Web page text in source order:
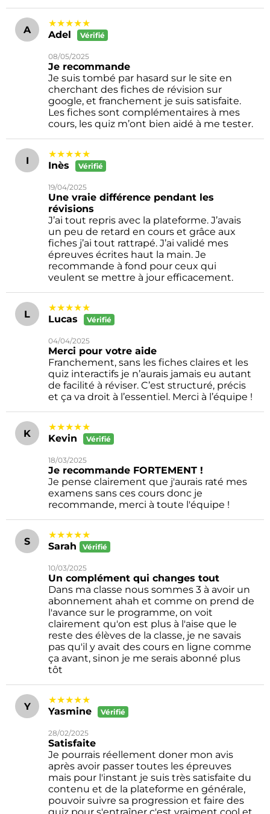
A
★★★★★
Adel
Vérifié
08/05/2025
Je recommande
Je suis tombé par hasard sur le site en
cherchant des fiches de révision sur
google, et franchement je suis satisfaite.
Les fiches sont complémentaires à mes
cours, les quiz m’ont bien aidé à me tester.
I
★★★★★
Inès
Vérifié
19/04/2025
Une vraie différence pendant les
révisions
J’ai tout repris avec la plateforme. J’avais
un peu de retard en cours et grâce aux
fiches j’ai tout rattrapé. J’ai validé mes
épreuves écrites haut la main. Je
recommande à fond pour ceux qui
veulent se mettre à jour efficacement.
L
★★★★★
Lucas
Vérifié
04/04/2025
Merci pour votre aide
Franchement, sans les fiches claires et les
quiz interactifs je n’aurais jamais eu autant
de facilité à réviser. C’est structuré, précis
et ça va droit à l’essentiel. Merci à l’équipe !
K
★★★★★
Kevin
Vérifié
18/03/2025
Je recommande FORTEMENT !
Je pense clairement que j'aurais raté mes
examens sans ces cours donc je
recommande, merci à toute l'équipe !
S
★★★★★
Sarah
Vérifié
10/03/2025
Un complément qui changes tout
Dans ma classe nous sommes 3 à avoir un
abonnement ahah et comme on prend de
l'avance sur le programme, on voit
clairement qu'on est plus à l'aise que le
reste des élèves de la classe, je ne savais
pas qu'il y avait des cours en ligne comme
ça avant, sinon je me serais abonné plus
tôt
Y
★★★★★
Yasmine
Vérifié
28/02/2025
Satisfaite
Je pourrais réellement doner mon avis
après avoir passer toutes les épreuves
mais pour l'instant je suis très satisfaite du
contenu et de la plateforme en générale,
pouvoir suivre sa progression et faire des